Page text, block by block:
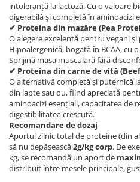
intoleranță la lactoză. Cu o valoare
digerabilă și completă în aminoacizi
✔ Proteina din mazăre (Pea
O alegere excelentă pentru vegani și
Hipoalergenică, bogată în BCAA, cu
Sprijină masa musculară fără
✔ Proteina din carne de vită
O alternativă completă și puternică
din lapte sau ou, fiind apreciată
aminoacizi esențiali, capacitatea de
digestibilitatea crescută.
Recomandare de dozaj
Aportul zilnic total de proteine (din
să nu depășească2g/kg corp. De
kg, se recomandă un aport de
distribuit între mesele principale,